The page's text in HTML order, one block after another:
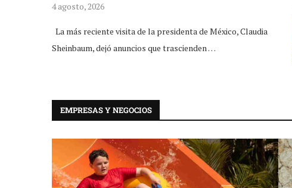
4 agosto, 2026
La más reciente visita de la presidenta de México, Claudia
Sheinbaum, dejó anuncios que trascienden …
EMPRESAS Y NEGOCIOS